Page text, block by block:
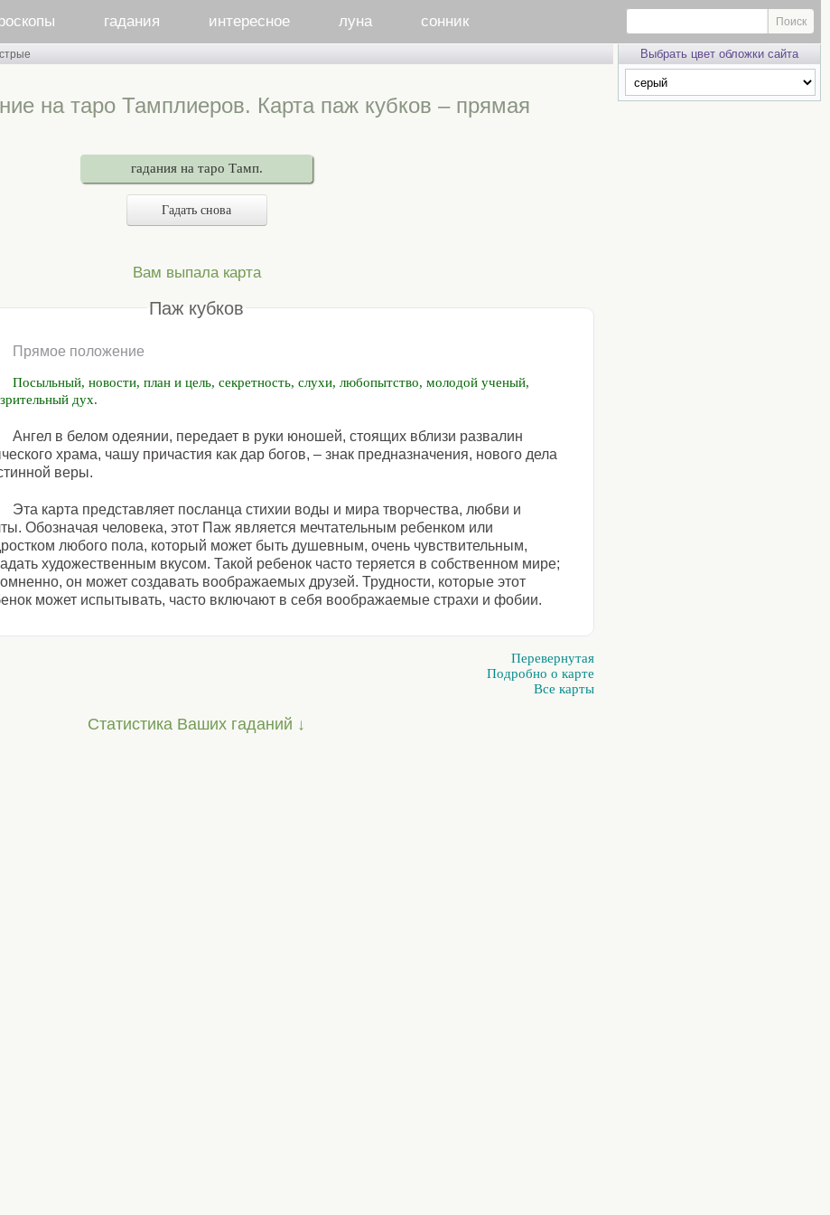
гадания интересное луна сонник
на таро Тамплиеров. Карта паж кубков – прямая
гадания на таро Тамп.
Гадать снова
Вам выпала карта
Паж кубков
Прямое положение
Посыльный, новости, план и цель, секретность, слухи, любопытство, молодой ученый,
дух.
Ангел в белом одеянии, передает в руки юношей, стоящих вблизи развалин
храма, чашу причастия как дар богов, – знак предназначения, нового дела
веры.
Эта карта представляет посланца стихии воды и мира творчества, любви и
Обозначая человека, этот Паж является мечтательным ребенком или
любого пола, который может быть душевным, очень чувствительным,
художественным вкусом. Такой ребенок часто теряется в собственном мире;
он может создавать воображаемых друзей. Трудности, которые этот
может испытывать, часто включают в себя воображаемые страхи и фобии.
Перевернутая
Подробно о карте
Все карты
Статистика Ваших гаданий ↓
Выбрать цвет обложки сайта